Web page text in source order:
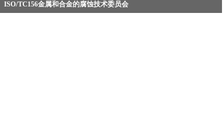
ISO/TC156金属和合金的腐蚀技术委员会